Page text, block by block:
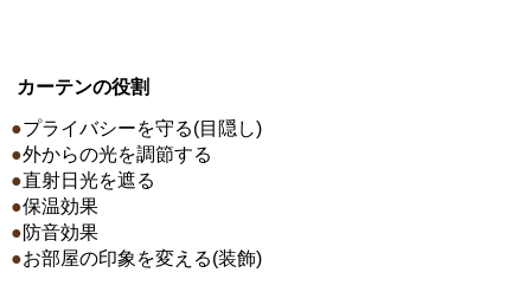
カーテンの役割
●プライバシーを守る(目隠し)
●外からの光を調節する
●直射日光を遮る
●保温効果
●防音効果
●お部屋の印象を変える(装飾)